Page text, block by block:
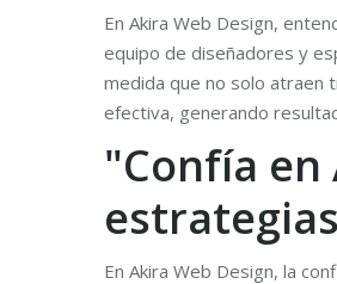
En Akira Web Design,
equipo de diseñadores y
medida que no solo atraen
efectiva, generando
"Confía en
En Akira Web Design, la